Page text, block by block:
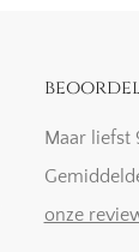
Maar liefst
onze